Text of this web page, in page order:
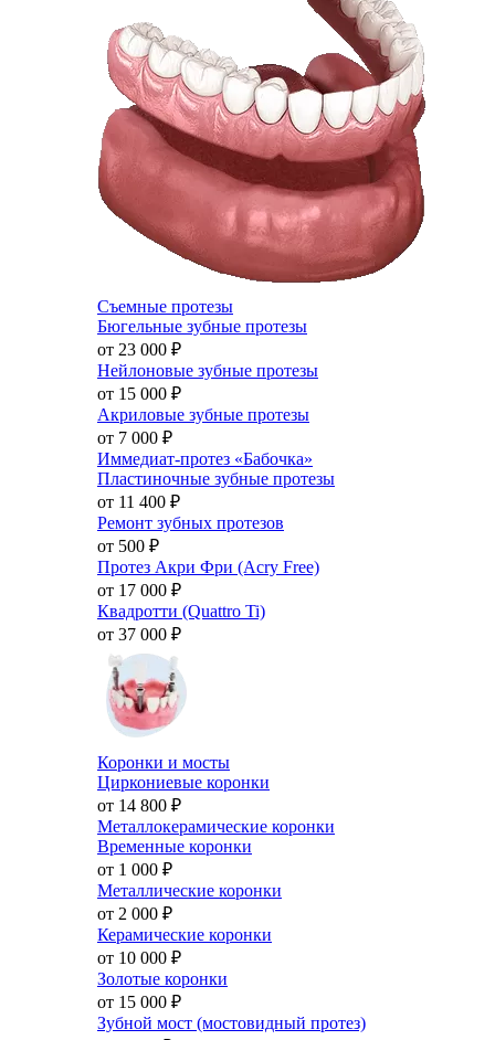
Съемные протезы
Бюгельные зубные протезы
от 23 000 ₽
Нейлоновые зубные протезы
от 15 000 ₽
Акриловые зубные протезы
от 7 000 ₽
Иммедиат-протез «Бабочка»
Пластиночные зубные протезы
от 11 400 ₽
Ремонт зубных протезов
от 500 ₽
Протез Акри Фри (Acry Free)
от 17 000 ₽
Квадротти (Quattro Ti)
от 37 000 ₽
Коронки и мосты
Циркониевые коронки
от 14 800 ₽
Металлокерамические коронки
Временные коронки
от 1 000 ₽
Металлические коронки
от 2 000 ₽
Керамические коронки
от 10 000 ₽
Золотые коронки
от 15 000 ₽
Зубной мост (мостовидный протез)